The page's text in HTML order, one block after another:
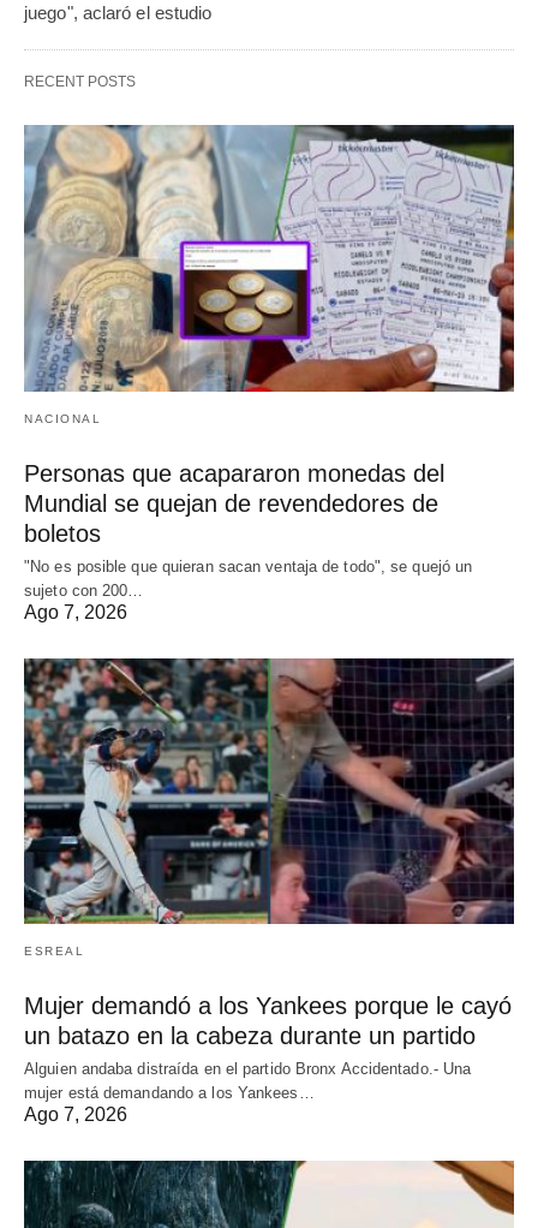
juego", aclaró el estudio
RECENT POSTS
NACIONAL
Personas que acapararon monedas del
Mundial se quejan de revendedores de
boletos
"No es posible que quieran sacan ventaja de todo", se quejó un
sujeto con 200…
Ago 7, 2026
ESREAL
Mujer demandó a los Yankees porque le cayó
un batazo en la cabeza durante un partido
Alguien andaba distraída en el partido Bronx Accidentado.- Una
mujer está demandando a los Yankees…
Ago 7, 2026